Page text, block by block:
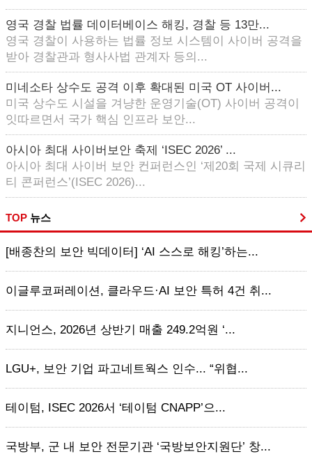
영국 경찰 법률 데이터베이스 해킹, 경찰 등 13만...
영국 경찰이 사용하는 법률 정보 시스템이 사이버 공격을
받아 경찰관과 형사사법 관계자 등의...
미네소타 상수도 공격 이후 확대된 미국 OT 사이버...
미국 상수도 시설을 겨냥한 운영기술(OT) 사이버 공격이
잇따르면서 국가 핵심 인프라 보안...
아시아 최대 사이버보안 축제 ‘ISEC 2026’ ...
아시아 최대 사이버 보안 컨퍼런스인 ‘제20회 국제 시큐리
티 콘퍼런스’(ISEC 2026)...
TOP 뉴스
[배종찬의 보안 빅데이터] ‘AI 스스로 해킹’하는...
이글루코퍼레이션, 클라우드·AI 보안 특허 4건 취...
지니언스, 2026년 상반기 매출 249.2억원 ‘...
LGU+, 보안 기업 파고네트웍스 인수... “위협...
테이텀, ISEC 2026서 ‘테이텀 CNAPP’으...
국방부, 군 내 보안 전문기관 ‘국방보안지원단’ 창...